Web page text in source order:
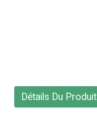
Détails Du Produit